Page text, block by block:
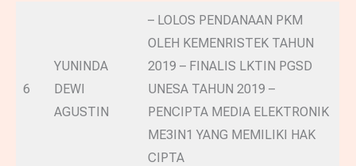
6
YUNINDA
DEWI
AGUSTIN
– LOLOS PENDANAAN PKM
OLEH KEMENRISTEK TAHUN
2019 – FINALIS LKTIN PGSD
UNESA TAHUN 2019 –
PENCIPTA MEDIA ELEKTRONIK
ME3IN1 YANG MEMILIKI HAK
CIPTA